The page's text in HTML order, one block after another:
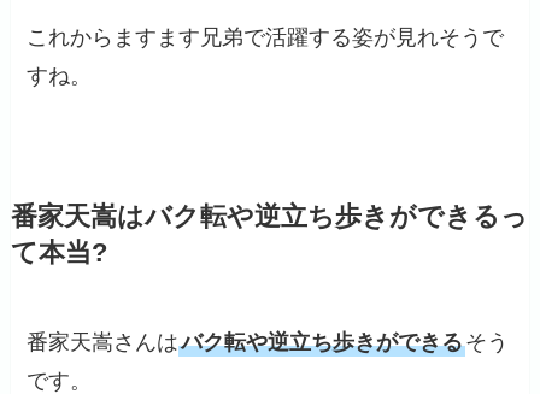
これからますます兄弟で活躍する姿が見れそうで
すね。
番家天嵩はバク転や逆立ち歩きができるっ
て本当?
番家天嵩さんはバク転や逆立ち歩きができるそう
です。